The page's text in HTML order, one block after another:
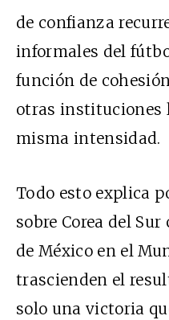
de confianza
informales del
función de
otras instituciones
misma intensidad.
Todo esto explica
sobre Corea del
de México en el
trascienden el
solo una victoria